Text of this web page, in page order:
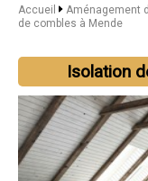
Accueil Aménagement
de combles à Mende
Isolation